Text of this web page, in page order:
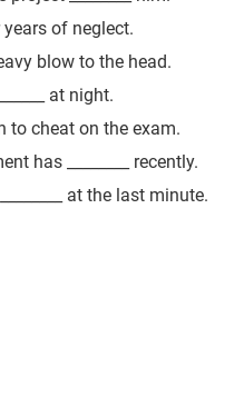
years of neglect.
blow to the head.
at night.
to cheat on the exam.
has ________ recently.
at the last minute.